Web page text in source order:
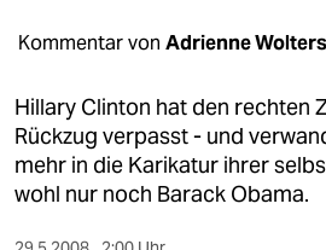
öko
gesellschaft
kultur
sport
Kommentar von Adrienne
Hillary Clinton hat den rechten
Rückzug verpasst - und
mehr in die Karikatur ihrer
wohl nur noch Barack Obama.